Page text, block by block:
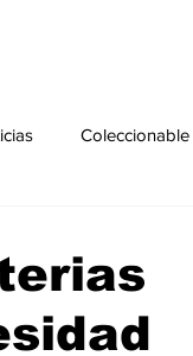
Coleccionable
Coleccionable especial